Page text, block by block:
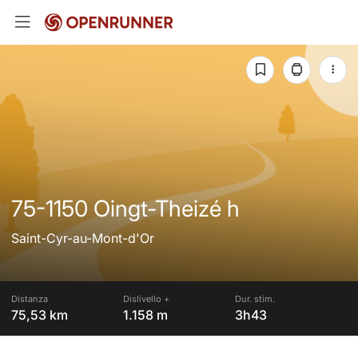
75-1150 Oingt-Theizé h
Saint-Cyr-au-Mont-d'Or
Distanza
75,53 km
Dislivello +
1.158 m
Dur. stim.
3h43